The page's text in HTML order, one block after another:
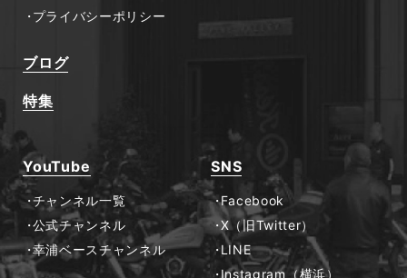
プライバシーポリシー
ブログ
特集
YouTube
チャンネル一覧
公式チャンネル
幸浦ベースチャンネル
SNS
Facebook
X（旧Twitter）
LINE
Instagram（横浜）